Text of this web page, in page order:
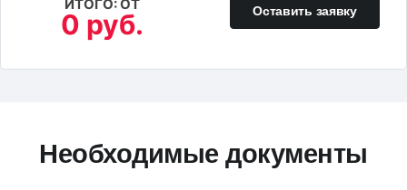
ИТОГО: ОТ
0 руб. Оставить заявку
Необходимые документы